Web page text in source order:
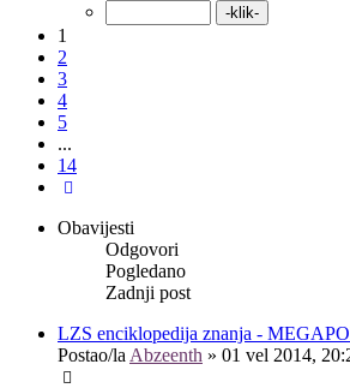
1
2
3
4
5
...
14
Obavijesti
Odgovori
Pogledano
Zadnji post
LZS enciklopedija znanja -
Postao/la Abzeenth » 01 vel 2014,